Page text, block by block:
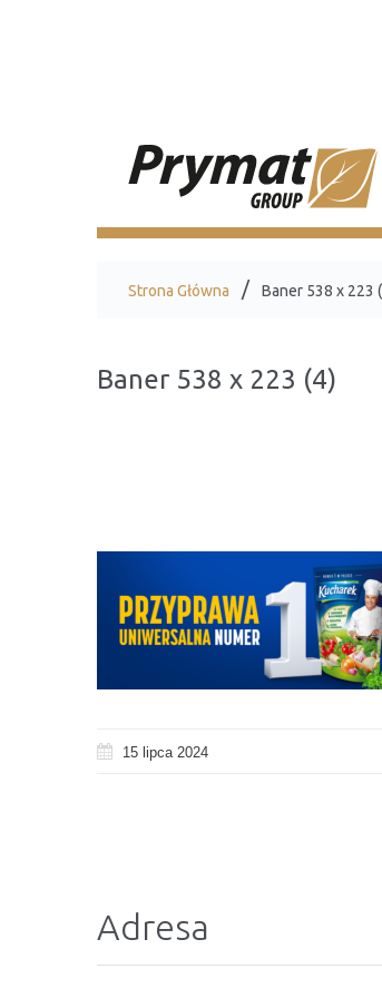
Strona Główna Baner 538 x 223
Baner 538 x 223 (4)
15 lipca 2024
Adresa